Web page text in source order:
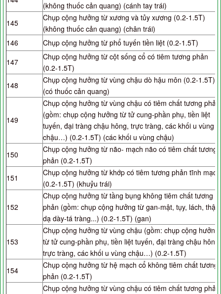
(không thuốc cản quang) (cánh tay trái)
145
Chụp cộng hưởng từ xương và tủy xương (0.2-1.5T)
(không thuốc cản quang) (chân trái)
146
Chụp cộng hưởng từ phổ tuyến tiền liệt (0.2-1.5T)
147
Chụp cộng hưởng từ cột sống cổ có tiêm tương phản
(0.2-1.5T)
148
Chụp cộng hưởng từ vùng chậu dò hậu môn (0.2-1.5T)
(có thuốc cản quang)
149
Chụp cộng hưởng từ vùng chậu có tiêm chất tương phản
(gồm: chụp cộng hưởng từ tử cung-phần phụ, tiền liệt
tuyến, đại tràng chậu hông, trực tràng, các khối u vùng
chậu…) (0.2-1.5T) (các khối u vùng chậu)
150
Chụp cộng hưởng từ não- mạch não có tiêm chất tương
phản (0.2-1.5T)
151
Chụp cộng hưởng từ khớp có tiêm tương phản tĩnh mạch
(0.2-1.5T) (khuỷu trái)
152
Chụp cộng hưởng từ tầng bụng không tiêm chất tương
phản (gồm: chụp cộng hưởng từ gan-mật, tụy, lách, thận,
dạ dày-tá tràng...) (0.2-1.5T) (gan)
153
Chụp cộng hưởng từ vùng chậu (gồm: chụp cộng hưởng
từ tử cung-phần phụ, tiền liệt tuyến, đại tràng chậu hông,
trực tràng, các khối u vùng chậu…) (0.2-1.5T)
154
Chụp cộng hưởng từ hệ mạch cổ không tiêm chất tương
phản (0.2-1.5T)
Chụp cộng hưởng từ vùng chậu có tiêm chất tương phản